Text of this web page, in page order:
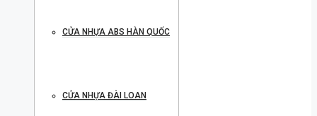
CỬA NHỰA ABS HÀN QUỐC
CỬA NHỰA ĐÀI LOAN